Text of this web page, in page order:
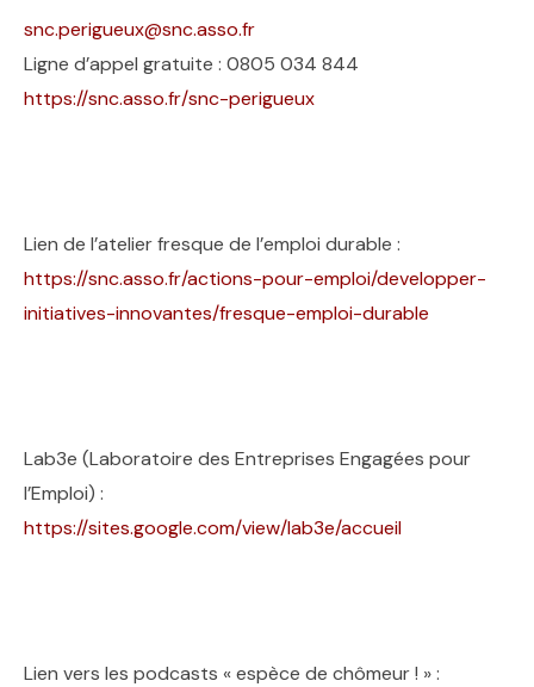
snc.perigueux@snc.asso.fr
Ligne d’appel gratuite : 0805 034 844
https://snc.asso.fr/snc-perigueux
Lien de l’atelier fresque de l’emploi durable :
https://snc.asso.fr/actions-pour-emploi/developper-
initiatives-innovantes/fresque-emploi-durable
Lab3e (Laboratoire des Entreprises Engagées pour
l’Emploi) :
https://sites.google.com/view/lab3e/accueil
Lien vers les podcasts « espèce de chômeur ! » :